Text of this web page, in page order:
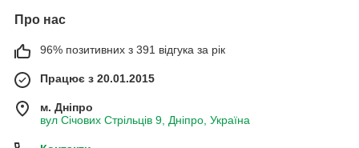
Про нас
96% позитивних з 391 відгука за рік
Працює з 20.01.2015
м. Дніпро
вул Січових Стрільців 9, Дніпро, Україна